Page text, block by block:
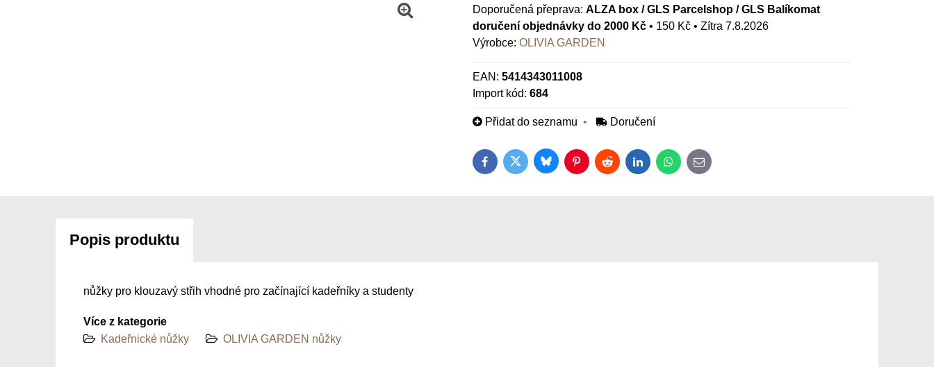
ALZA box / GLS Parcelshop / GLS Balíkomat
doručení objednávky do 2000 Kč• 150 Kč • Zítra7.8.2026
Výrobce: OLIVIA GARDEN
EAN: 5414343011008
Import kód: 684
Přidat do seznamu Doručení
FacebookTwitterBlueskyPinterestRedditLinkedInWhatsApp
E-mail
Popis produktu
nůžky pro klouzavý střih vhodné pro začínající kadeřníky a studenty
Více z kategorie
Kadeřnické nůžky
OLIVIA GARDEN nůžky